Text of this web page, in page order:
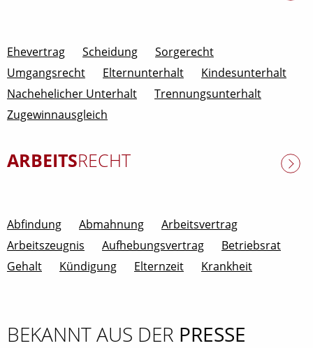
Ehevertrag Scheidung
Sorgerecht
Umgangsrecht
Elternunterhalt
Kindesunterhalt
Nachehelicher Unterhalt
Trennungsunterhalt
Zugewinnausgleich
ARBEITSRECHT
Abfindung Abmahnung
Arbeitsvertrag
Arbeitszeugnis
Aufhebungsvertrag
Betriebsrat
Gehalt
Kündigung Elternzeit Krankheit
BEKANNT AUS DER PRESSE